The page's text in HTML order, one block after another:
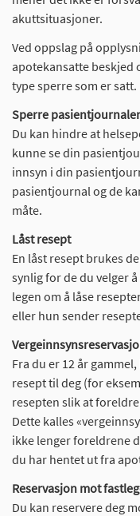
akuttsituasjoner.
Ved oppslag på
apotekansatte beskjed
type sperre som er satt.
Sperre
Du kan hindre at
kunne se din
innsyn i din
pasientjournal og de
måte.
Låst resept
En låst resept brukes
synlig for de du velger
legen om å låse
eller hun sender
Fra du er 12 år
resept til deg (for
resepten slik at
Dette kalles
ikke lenger foreldrene
du har hentet ut fra
Reservasjon mot
Du kan reservere deg